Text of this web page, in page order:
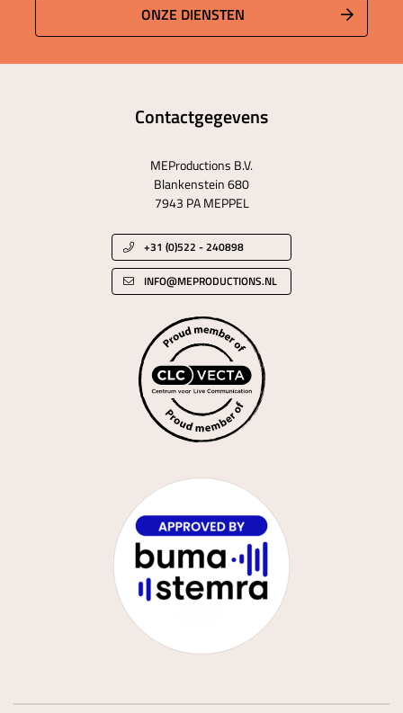
ONZE DIENSTEN
Contactgegevens
MEProductions B.V.
Blankenstein 680
7943 PA MEPPEL
+31 (0)522 - 240898
INFO@MEPRODUCTIONS.NL